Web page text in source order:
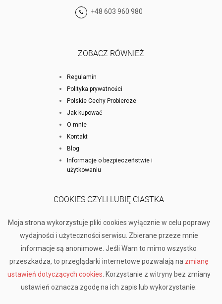
+48 603 960 980
ZOBACZ RÓWNIEŻ
Regulamin
Polityka prywatności
Polskie Cechy Probiercze
Jak kupować
O mnie
Kontakt
Blog
Informacje o bezpieczeństwie i
użytkowaniu
COOKIES CZYLI LUBIĘ CIASTKA
Moja strona wykorzystuje pliki cookies wyłącznie w celu poprawy
wydajności i użyteczności serwisu. Zbierane przeze mnie
informacje są anonimowe. Jeśli Wam to mimo wszystko
przeszkadza, to przeglądarki internetowe pozwalają na zmianę
ustawień dotyczących cookies . Korzystanie z witryny bez zmiany
ustawień oznacza zgodę na ich zapis lub wykorzystanie.